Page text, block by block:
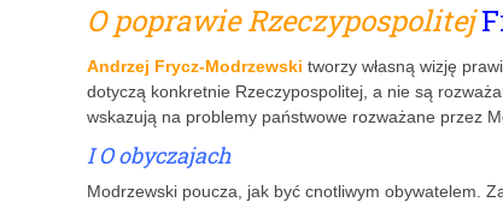
O poprawie Rzeczypospolitej
Andrzej Frycz-Modrzewski tworzy własną wizję
dotyczą konkretnie Rzeczypospolitej, a nie są
wskazują na problemy państwowe rozważane przez
I O obyczajach
Modrzewski poucza, jak być cnotliwym obywatelem.